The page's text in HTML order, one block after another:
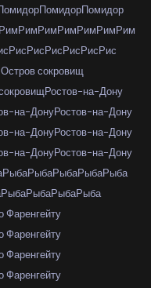
ПомидорПомидор
РимРимРимРимРимРимРим
РисРисРисРисРисРис
сокровищ
Ростов-на-Дону
на-ДонуРостов-на-Дону
на-ДонуРостов-на-Дону
на-ДонуРостов-на-Дону
РыбаРыбаРыбаРыбаРыба
РыбаРыбаРыбаРыба
Фаренгейту
Фаренгейту
Фаренгейту
Фаренгейту